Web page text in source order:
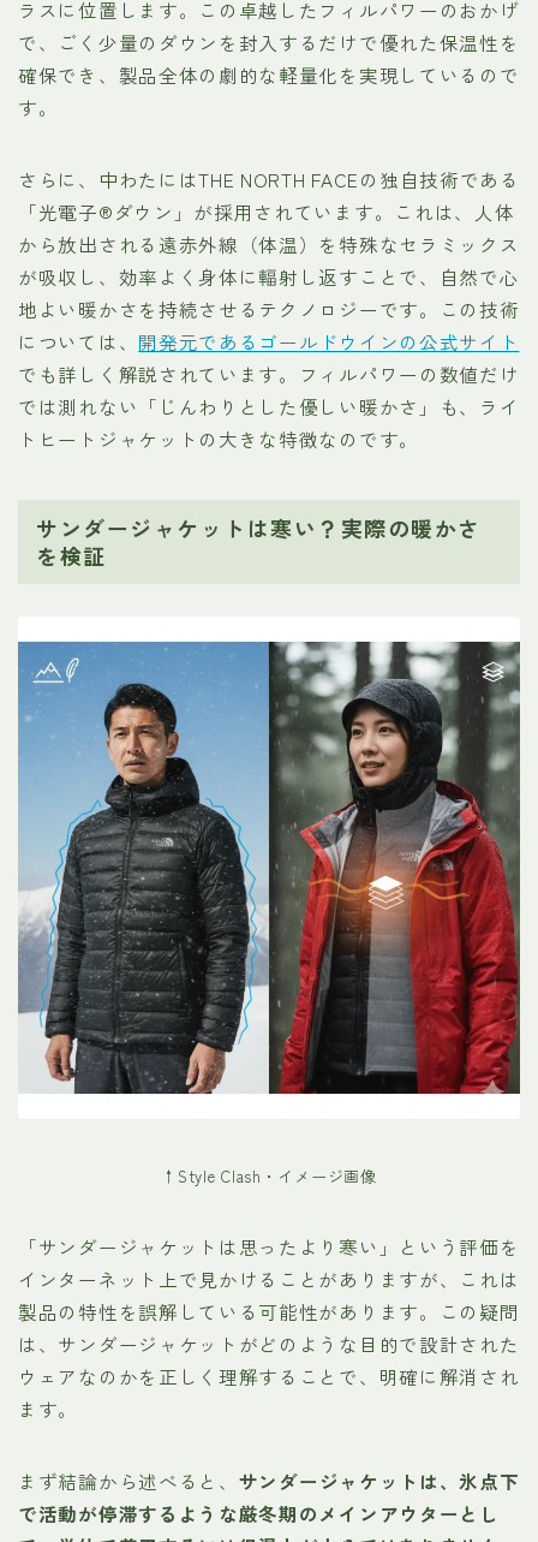
ラスに位置します。この卓越したフィルパワーのおかげ
で、ごく少量のダウンを封入するだけで優れた保温性を
確保でき、製品全体の劇的な軽量化を実現しているので
す。
さらに、中わたにはTHE NORTH FACEの独自技術である
「光電子®ダウン」が採用されています。これは、人体
から放出される遠赤外線（体温）を特殊なセラミックス
が吸収し、効率よく身体に輻射し返すことで、自然で心
地よい暖かさを持続させるテクノロジーです。この技術
については、 開発元であるゴールドウインの公式サイト
でも詳しく解説されています。フィルパワーの数値だけ
では測れない「じんわりとした優しい暖かさ」も、ライ
トヒートジャケットの大きな特徴なのです。
サンダージャケットは寒い？実際の暖かさ
を検証
↑Style Clash・イメージ画像
「サンダージャケットは思ったより寒い」という評価を
インターネット上で見かけることがありますが、これは
製品の特性を誤解している可能性があります。この疑問
は、サンダージャケットがどのような目的で設計された
ウェアなのかを正しく理解することで、明確に解消され
ます。
まず結論から述べると、 サンダージャケットは、氷点下
で活動が停滞するような厳冬期のメインアウターとし